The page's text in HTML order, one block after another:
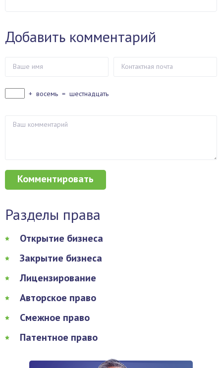
Добавить комментарий
+ восемь = шестнадцать
Разделы права
Открытие бизнеса
Закрытие бизнеса
Лицензирование
Авторское право
Смежное право
Патентное право